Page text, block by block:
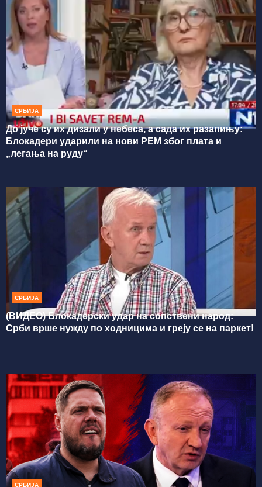
СРБИЈА
До јуче су их дизали у небеса, а сада их разапињу:
Блокадери ударили на нови РЕМ због плата и
„легања на руду“
СРБИЈА
(ВИДЕО) Блокадерски удар на сопствени народ:
Срби врше нужду по ходницима и греју се на паркет!
СРБИЈА